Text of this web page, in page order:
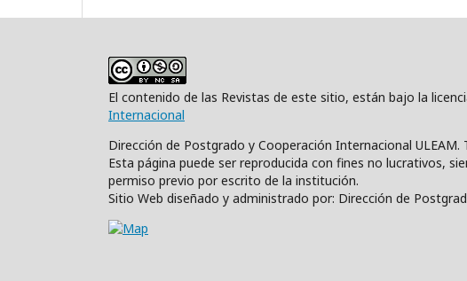
El contenido de las Revistas de este sitio, están bajo la
Internacional
Dirección de Postgrado y Cooperación Internacional
Esta página puede ser reproducida con fines no lucrativos,
permiso previo por escrito de la institución.
Sitio Web diseñado y administrado por: Dirección de